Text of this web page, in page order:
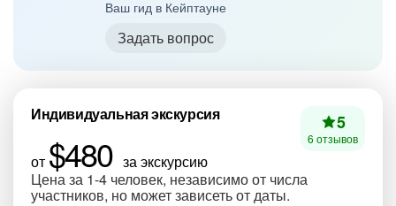
Ваш гид в Кейптауне
Задать вопрос
Индивидуальная экскурсия
от $480 за экскурсию
Цена за 1-4 человек, независимо от числа
участников, но может зависеть от даты.
5
6 отзывов